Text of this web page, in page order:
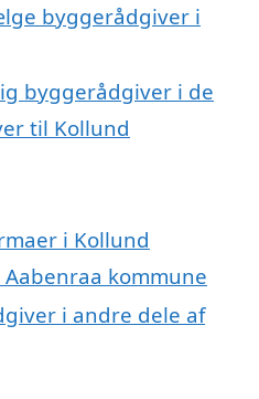
byggerådgiver i
byggerådgiver i de
til Kollund
i Kollund
kommune
i andre dele af